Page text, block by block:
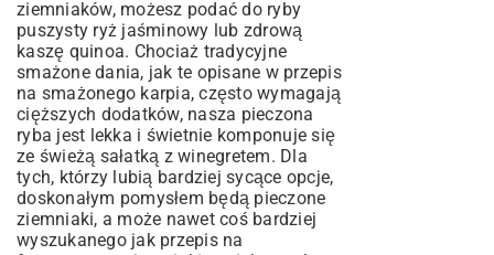
ziemniaków, możesz podać do ryby
puszysty ryż jaśminowy lub zdrową
kaszę quinoa. Chociaż tradycyjne
smażone dania, jak te opisane w przepis
na smażonego karpia, często wymagają
cięższych dodatków, nasza pieczona
ryba jest lekka i świetnie komponuje się
ze świeżą sałatką z winegretem. Dla
tych, którzy lubią bardziej sycące opcje,
doskonałym pomysłem będą pieczone
ziemniaki, a może nawet coś bardziej
wyszukanego jak przepis na